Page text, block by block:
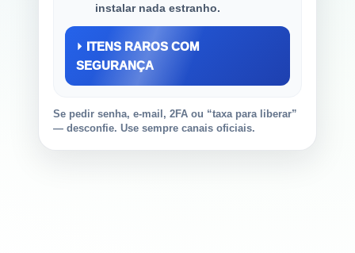
instalar nada estranho.
⏵ ITENS RAROS COM
SEGURANÇA
Se pedir senha, e-mail, 2FA ou “taxa para liberar”
— desconfie. Use sempre canais oficiais.